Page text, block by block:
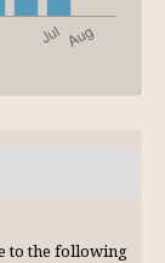
to the following